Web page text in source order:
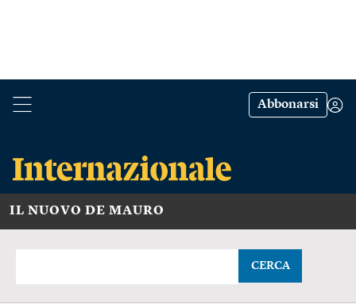
Abbonarsi
IL NUOVO DE MAURO
CERCA